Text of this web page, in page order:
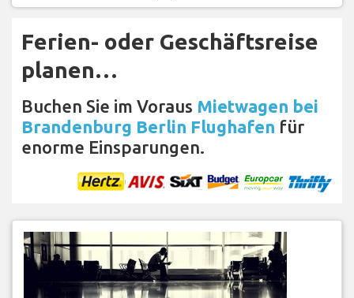
Ferien- oder Geschäftsreise
planen…
Buchen Sie im Voraus Mietwagen bei
Brandenburg Berlin Flughafen für
enorme Einsparungen.